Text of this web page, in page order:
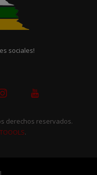
sociales!
derechos reservados.
TOOOLS.